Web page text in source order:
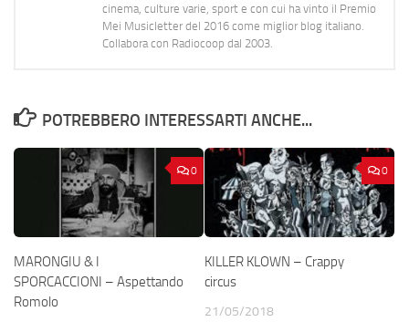
cinema, culture varie, sport e con cui ha vinto il Premio
Mei Musicletter del 2016 come miglior blog italiano.
Collabora con Radiocoop dal 2003.
POTREBBERO INTERESSARTI ANCHE...
0
MARONGIU & I
SPORCACCIONI – Aspettando
Romolo
0
KILLER KLOWN – Crappy
circus
21/05/2018